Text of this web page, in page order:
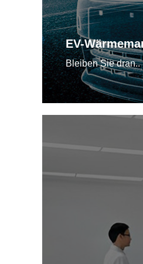
EV-
Bleiben Sie dran..